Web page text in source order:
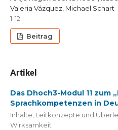
Valeria Vázquez, Michael Schart
1-12
Beitrag
Artikel
Das Dhoch3-Modul 11 zum
Sprachkompetenzen in
Inhalte, Leitkonzepte und
Wirksamkeit